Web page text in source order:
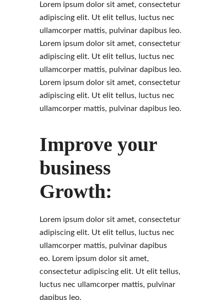
Lorem ipsum dolor sit amet, consectetur
adipiscing elit. Ut elit tellus, luctus nec
ullamcorper mattis, pulvinar dapibus leo.
Lorem ipsum dolor sit amet, consectetur
adipiscing elit. Ut elit tellus, luctus nec
ullamcorper mattis, pulvinar dapibus leo.
Lorem ipsum dolor sit amet, consectetur
adipiscing elit. Ut elit tellus, luctus nec
ullamcorper mattis, pulvinar dapibus leo.
Improve your
business
Growth:
Lorem ipsum dolor sit amet, consectetur
adipiscing elit. Ut elit tellus, luctus nec
ullamcorper mattis, pulvinar dapibus
eo. Lorem ipsum dolor sit amet,
consectetur adipiscing elit. Ut elit tellus,
luctus nec ullamcorper mattis, pulvinar
dapibus leo.